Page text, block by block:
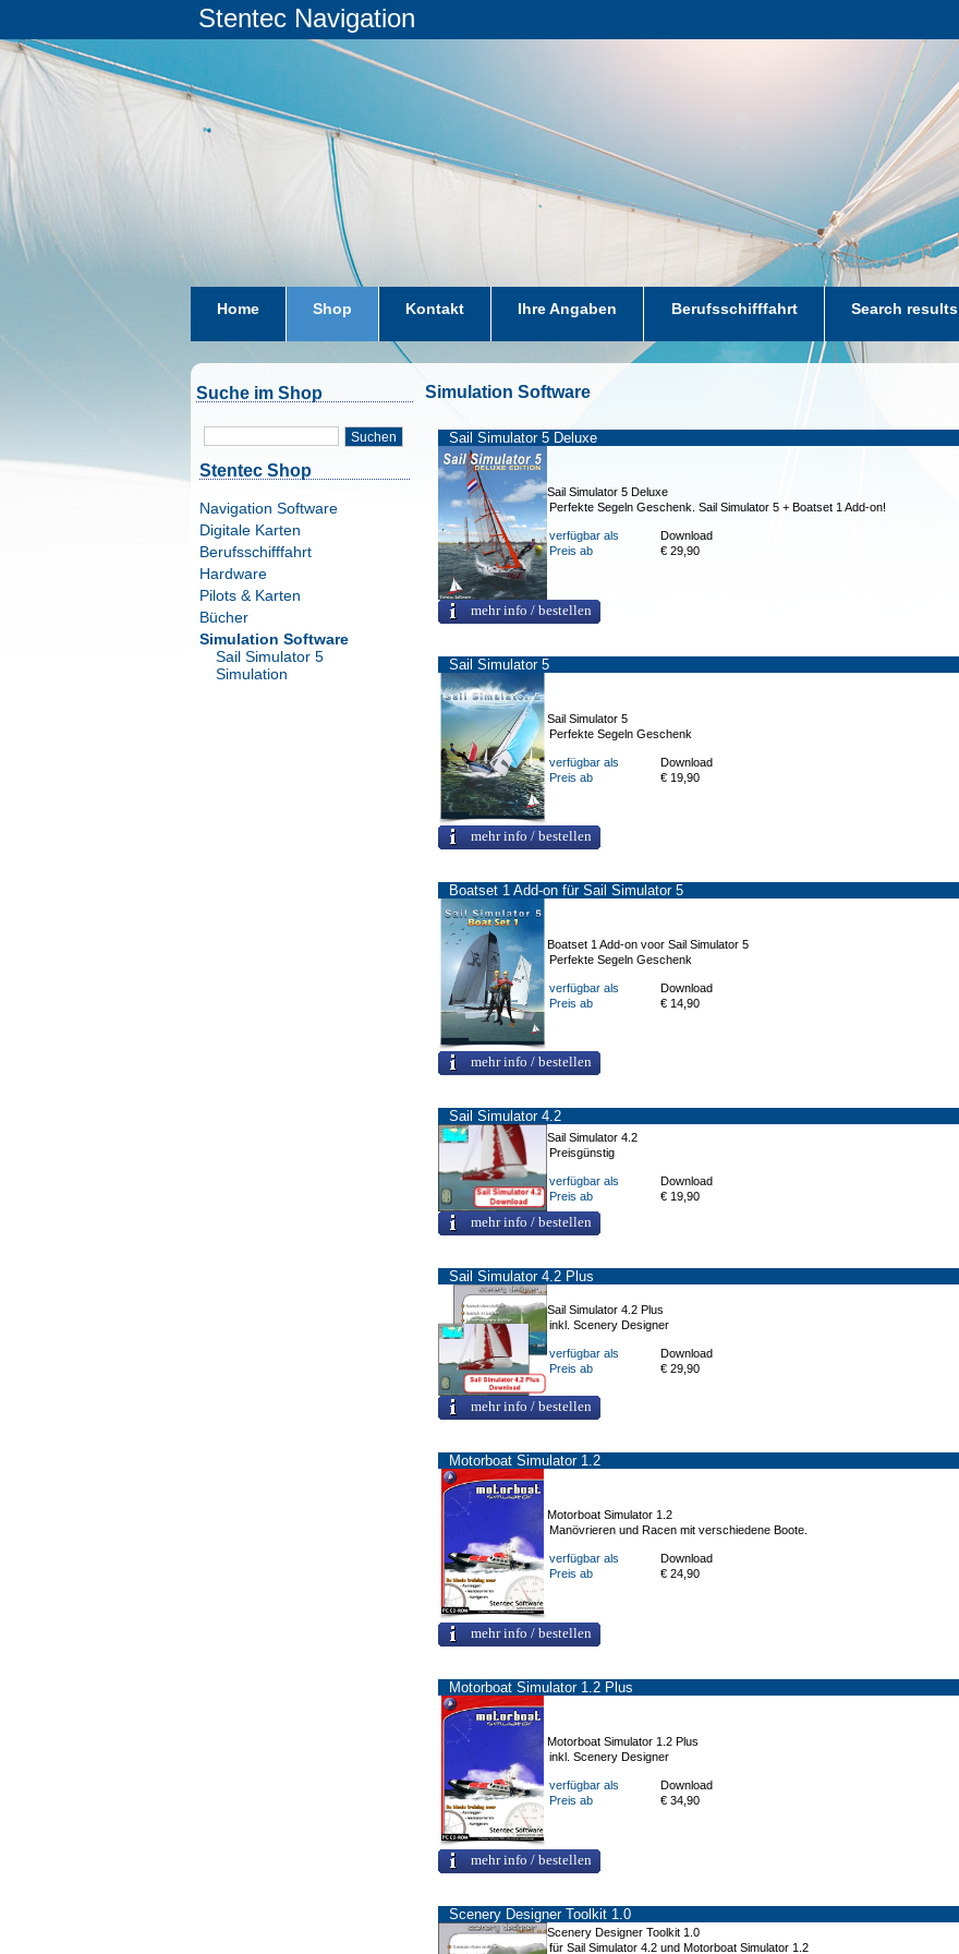
Stentec Navigation
Home Shop Kontakt Ihre Angaben Berufsschifffahrt Search results
Suche im Shop
Suchen
Stentec Shop
Navigation Software
Digitale Karten
Berufsschifffahrt
Hardware
Pilots & Karten
Bücher
Simulation Software
Sail Simulator 5
Simulation
Simulation Software
Sail Simulator 5 Deluxe
Sail Simulator 5 Deluxe
Perfekte Segeln Geschenk. Sail Simulator 5 + Boatset 1 Add-on!
verfügbar als
Download
Preis ab
€ 29,90
mehr info / bestellen
Sail Simulator 5
Sail Simulator 5
Perfekte Segeln Geschenk
verfügbar als
Download
Preis ab
€ 19,90
mehr info / bestellen
Boatset 1 Add-on für Sail Simulator 5
Boatset 1 Add-on voor Sail Simulator 5
Perfekte Segeln Geschenk
verfügbar als
Download
Preis ab
€ 14,90
mehr info / bestellen
Sail Simulator 4.2
Sail Simulator 4.2
Preisgünstig
verfügbar als
Download
Preis ab
€ 19,90
mehr info / bestellen
Sail Simulator 4.2 Plus
Sail Simulator 4.2 Plus
inkl. Scenery Designer
verfügbar als
Download
Preis ab
€ 29,90
mehr info / bestellen
Motorboat Simulator 1.2
Motorboat Simulator 1.2
Manövrieren und Racen mit verschiedene Boote.
verfügbar als
Download
Preis ab
€ 24,90
mehr info / bestellen
Motorboat Simulator 1.2 Plus
Motorboat Simulator 1.2 Plus
inkl. Scenery Designer
verfügbar als
Download
Preis ab
€ 34,90
mehr info / bestellen
Scenery Designer Toolkit 1.0
Scenery Designer Toolkit 1.0
für Sail Simulator 4.2 und Motorboat Simulator 1.2